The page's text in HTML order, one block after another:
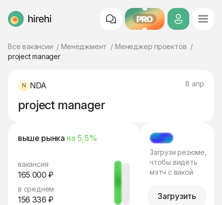
HireHi PRO
Все вакансии Менеджмент
Менеджер проектов
project manager
NDA 8 апр
project manager
выше рынка на 5,5%
вакансия
165 000 ₽
в среднем
156 336 ₽
МЭТЧ
Загрузи резюме,
чтобы видеть
мэтч с вакой
Загрузить